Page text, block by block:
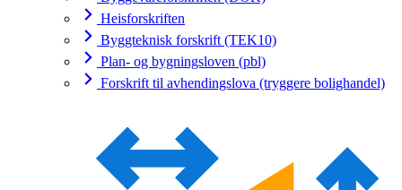
Heisforskriften
Byggteknisk forskrift (TEK10)
Plan- og bygningsloven (pbl)
Forskrift til avhendingslova (tryggere bolighandel)